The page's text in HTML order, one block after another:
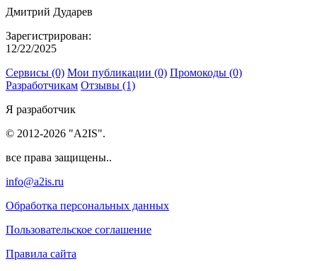
Дмитрий Дударев
Зарегистрирован:
12/22/2025
Сервисы (0) Мои публикации (0) Промокоды (0)
Разработчикам Отзывы (1)
Я разработчик
© 2012-2026 "A2IS".
все права защищены..
info@a2is.ru
Обработка персональных данных
Пользовательское соглашение
Правила сайта